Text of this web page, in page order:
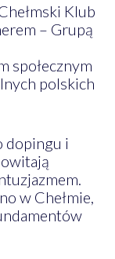
Klub
– Grupą
społecznym
polskich
dopingu i
w Chełmie,